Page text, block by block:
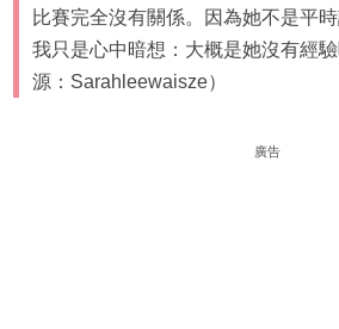
比賽完全沒有關係。因為她不是平
我只是心中暗想：大概是她沒有經
源：Sarahleewaisze）
廣告